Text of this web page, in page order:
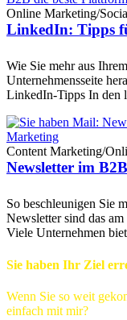
Online Marketing/
LinkedIn: Tipps
Wie Sie mehr aus
Unternehmensseite
LinkedIn-Tipps In den
Content Marketing/
Newsletter im
So beschleunigen Sie
Newsletter sind das
Viele Unternehmen
Sie haben Ihr Ziel
Wenn Sie so weit
einfach mit mir?